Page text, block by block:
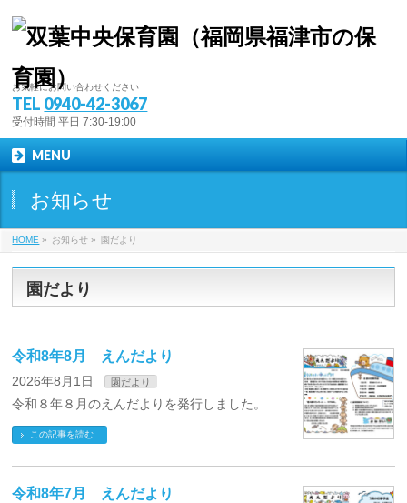
お気軽にお問い合わせください
TEL 0940-42-3067
受付時間 平日 7:30-19:00
MENU
お知らせ
HOME » お知らせ » 園だより
園だより
令和8年8月 えんだより
2026年8月1日 園だより
令和８年８月のえんだよりを発行しました。
この記事を読む
令和8年7月 えんだより